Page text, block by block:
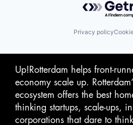
Privacy policy
Up!Rotterdam helps front-
economy scale up.
ecosystem offers the best
thinking startups, scale-ups,
corporations that dare to